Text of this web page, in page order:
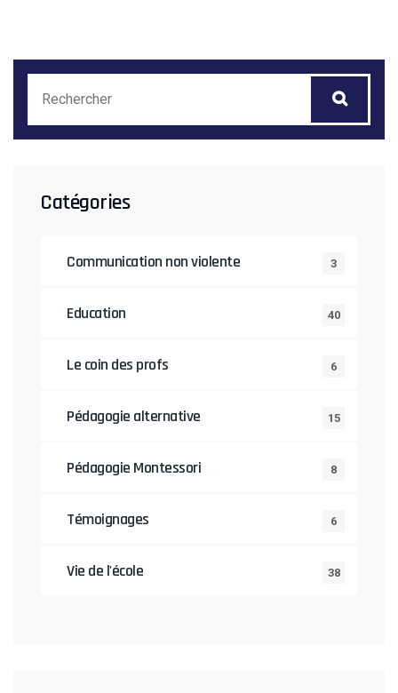
Catégories
Communication non violente 3
Education 40
Le coin des profs 6
Pédagogie alternative 15
Pédagogie Montessori 8
Témoignages 6
Vie de l'école 38